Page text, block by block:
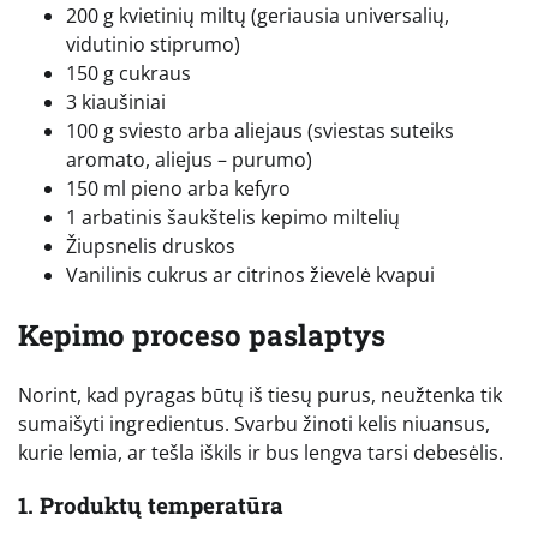
200 g kvietinių miltų (geriausia universalių,
vidutinio stiprumo)
150 g cukraus
3 kiaušiniai
100 g sviesto arba aliejaus (sviestas suteiks
aromato, aliejus – purumo)
150 ml pieno arba kefyro
1 arbatinis šaukštelis kepimo miltelių
Žiupsnelis druskos
Vanilinis cukrus ar citrinos žievelė kvapui
Kepimo proceso paslaptys
Norint, kad pyragas būtų iš tiesų purus, neužtenka tik
sumaišyti ingredientus. Svarbu žinoti kelis niuansus,
kurie lemia, ar tešla iškils ir bus lengva tarsi debesėlis.
1. Produktų temperatūra